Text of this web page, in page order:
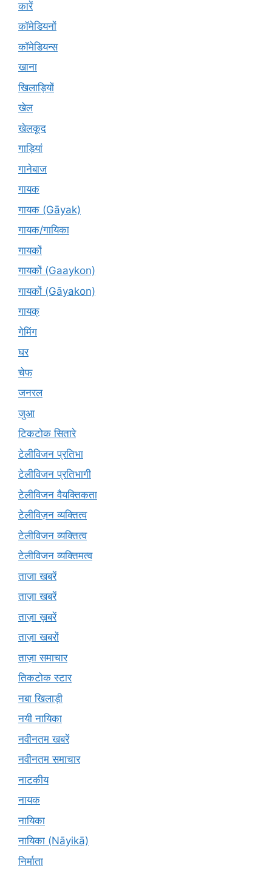
कारें
कॉमेडियनों
कॉमेडियन्स
खाना
खिलाड़ियों
खेल
खेलकूद
गाड़ियां
गानेबाज
गायक
गायक (Gāyak)
गायक/गायिका
गायकों
गायकों (Gaaykon)
गायकों (Gāyakon)
गायक्
गेमिंग
घर
चेफ
जनरल
जुआ
टिकटोक सितारे
टेलीविजन प्रतिभा
टेलीविजन प्रतिभागी
टेलीविजन वैयक्तिकता
टेलीविज़न व्यक्तित्व
टेलीविजन व्यक्तित्व
टेलीविजन व्यक्तिमत्व
ताजा खबरें
ताज़ा खबरें
ताज़ा ख़बरें
ताज़ा खबरों
ताज़ा समाचार
तिकटोक स्टार
नबा खिलाड़ी
नयी नायिका
नवीनतम खबरें
नवीनतम समाचार
नाटकीय
नायक
नायिका
नायिका (Nāyikā)
निर्माता